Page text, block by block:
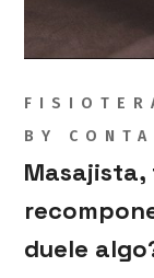
BY
duele